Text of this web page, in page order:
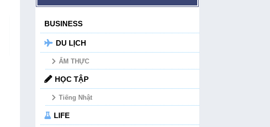
BUSINESS
DU LỊCH
ẨM THỰC
HỌC TẬP
Tiếng Nhật
LIFE